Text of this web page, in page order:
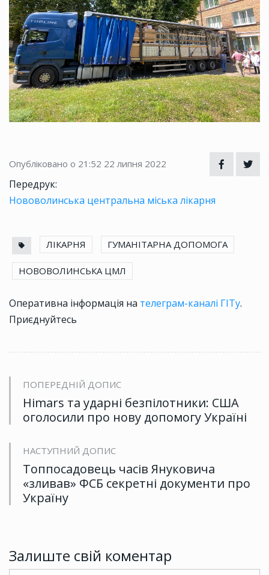
Опубліковано о 21:52 22 липня 2022
Передрук:
Нововолинська центральна міська лікарня
ЛІКАРНЯ ГУМАНІТАРНА ДОПОМОГА
НОВОВОЛИНСЬКА ЦМЛ
Оперативна інформація на телеграм-каналі ГІТу.
Приєднуйтесь
ПОПЕРЕДНІЙ ДОПИС
Himars та ударні безпілотники: США
оголосили про нову допомогу Україні
НАСТУПНИЙ ДОПИС
Топпосадовець часів Януковича
«зливав» ФСБ секретні документи про
Україну
Залиште свій коментар